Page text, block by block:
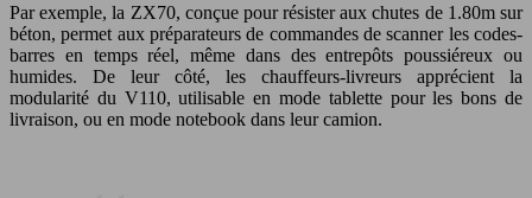
Par exemple, la ZX70, conçue pour résister aux chutes de 1.80m sur
béton, permet aux préparateurs de commandes de scanner les codes-
barres en temps réel, même dans des entrepôts poussiéreux ou
humides. De leur côté, les chauffeurs-livreurs apprécient la
modularité du V110, utilisable en mode tablette pour les bons de
livraison, ou en mode notebook dans leur camion.